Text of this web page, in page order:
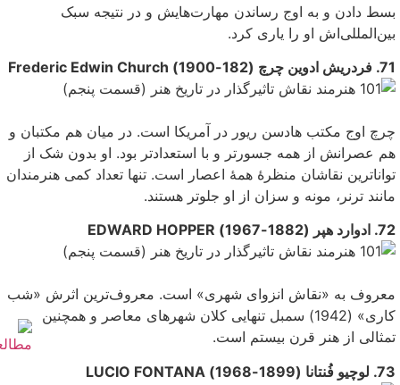
بسط دادن و به اوج رساندن مهارت‌هایش و در نتیجه سبک
بین‌المللی‌اش او را یاری کرد.
71. فردریش ادوین چرچ (182-1900) Frederic Edwin Church
چرچ اوج مکتب هادسن ریور در آمریکا است. در میا‌‌ن هم مکتبان و
هم عصرانش از همه جسور‌تر و با استعداد‌تر بود. او بدون شک از
تواناترین نقاشان منظرهٔ همهٔ اعصار است. تنها تعداد کمی‌ هنرمندان
مانند ترنر، مونه و سزان از او جلوتر هستند.
72. ادوارد هپر (1882-1967) EDWARD HOPPER
معروف به «نقاش انزوای شهری» است. معروف‌ترین اثرش «شب
کاری» (1942) سمبل تنهایی کلان شهرهای معاصر و همچنین
تمثالی از هنر قرن بیستم است.
73. لوچیو فُنتانا (1899-1968) LUCIO FONTANA